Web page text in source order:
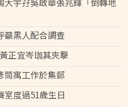
籲黑人配合調查
正宜岑珈其夾擊
筒寓工作於集郵
室度過51歲生日